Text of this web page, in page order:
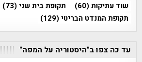
שוד עתיקות(60) תקופת בית שני(73)
תקופת המנדט הבריטי(129)
עד כה צפו ב"היסטוריה על המפה"